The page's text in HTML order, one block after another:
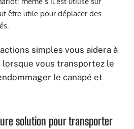
être utile pour déplacer des
simples vous aidera à
vous transportez le
le canapé et
solution pour transporter